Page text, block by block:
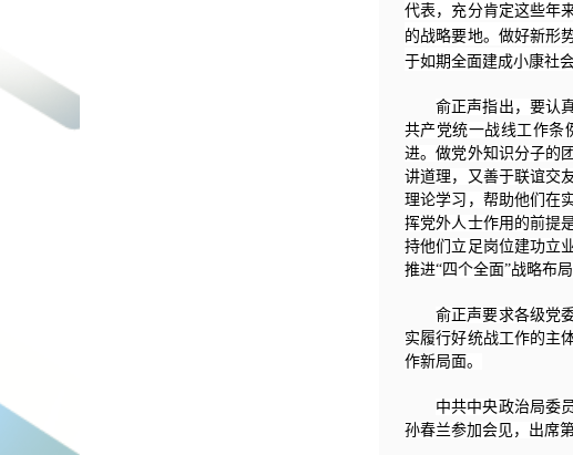
代表，充分肯定这些年
的战略要地。做好新形
于如期全面建成小康社
俞正声指出，要认
共产党统一战线工作条
进。做党外知识分子的
讲道理，又善于联谊交
理论学习，帮助他们在
挥党外人士作用的前提
持他们立足岗位建功立
推进“四个全面”战略布
俞正声要求各级党
实履行好统战工作的主
作新局面。
中共中央政治局委
孙春兰参加会见，出席